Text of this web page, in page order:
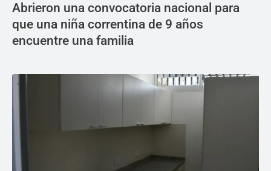
Abrieron una convocatoria nacional para
que una niña correntina de 9 años
encuentre una familia